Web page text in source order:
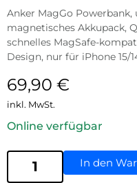
Anker MagGo Powerbank,
magnetisches Akkupack,
schnelles MagSafe-
Design, nur für iPhone 15/
69,90 €
inkl. MwSt.
Online verfügbar
In den